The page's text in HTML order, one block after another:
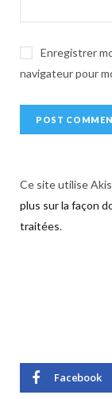
Enregistrer
navigateur pour
Ce site utilise
plus sur la façon
traitées.
Facebook